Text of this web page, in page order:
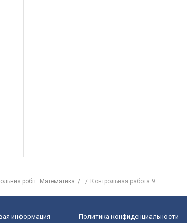
робіт. Математика Контрольная работа 9
информация Политика конфиденциальности